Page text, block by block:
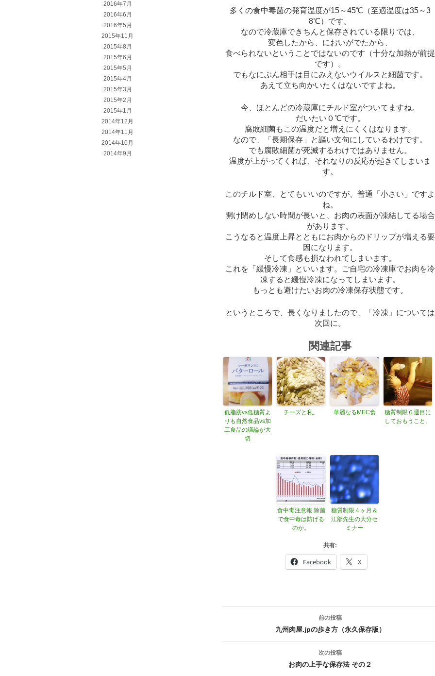
多くの食中毒菌の発育温度が15～45℃（至適温度は35～3
8℃）です。
なので冷蔵庫できちんと保存されている限りでは、
変色したから、においがでたから、
食べられないということではないのです（十分な加熱が前提
です）。
でもなにぶん相手は目にみえないウイルスと細菌です。
あえて立ち向かいたくはないですよね。
今、ほとんどの冷蔵庫にチルド室がついてますね。
だいたい０℃です。
腐敗細菌もこの温度だと増えにくくはなります。
なので、「長期保存」と謳い文句にしているわけです。
でも腐敗細菌が死滅するわけではありません。
温度が上がってくれば、それなりの反応が起きてしまいま
す。
このチルド室、とてもいいのですが、普通「小さい」ですよ
ね。
開け閉めしない時間が長いと、お肉の表面が凍結してる場合
があります。
こうなると温度上昇とともにお肉からのドリップが増える要
因になります。
そして食感も損なわれてしまいます。
これを「緩慢冷凍」といいます。ご自宅の冷凍庫でお肉を冷
凍すると緩慢冷凍になってしまいます。
もっとも避けたいお肉の冷凍保存状態です。
というところで、長くなりましたので、「冷凍」については
次回に。
関連記事
低脂肪vs低糖質よ
りも自然食品vs加
工食品の議論が大
切
チーズと私。 華麗なるMEC食
糖質制限６週目に
しておもうこと。
食中毒注意報 除菌
で食中毒は防げる
のか。
糖質制限４ヶ月＆
江部先生の大分セ
ミナー
共有:
Facebook X
前の投稿
九州肉屋.jpの歩き方（永久保存版）
次の投稿
お肉の上手な保存法 その２
2016年7月
2016年6月
2016年5月
2015年11月
2015年8月
2015年6月
2015年5月
2015年4月
2015年3月
2015年2月
2015年1月
2014年12月
2014年11月
2014年10月
2014年9月